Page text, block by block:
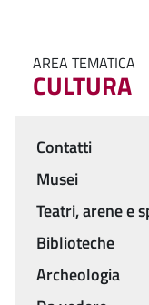
AREA TEMATICA
CULTURA
Menu
Contatti
Musei
Teatri, arene e
Biblioteche
Archeologia